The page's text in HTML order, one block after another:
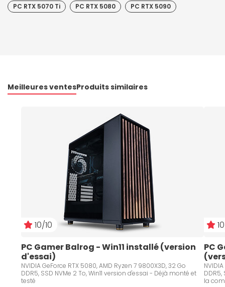
PC RTX 5070 Ti PC RTX 5080 PC RTX 5090
Meilleures ventesProduits similaires
10/10
PC Gamer Balrog - Win11 installé (version
d'essai)
NVIDIA GeForce RTX 5080, AMD Ryzen 7 9800X3D, 32 Go
DDR5, SSD NVMe 2 To, Win11 version d'essai - Déjà monté et
testé
PC
DDR5,
la